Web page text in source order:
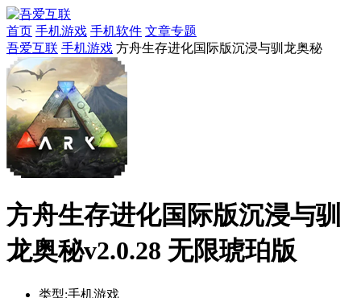
首页 手机游戏 手机软件 文章专题
吾爱互联 手机游戏 方舟生存进化国际版沉浸与驯龙奥秘
方舟生存进化国际版沉浸与驯
龙奥秘v2.0.28 无限琥珀版
类型:手机游戏